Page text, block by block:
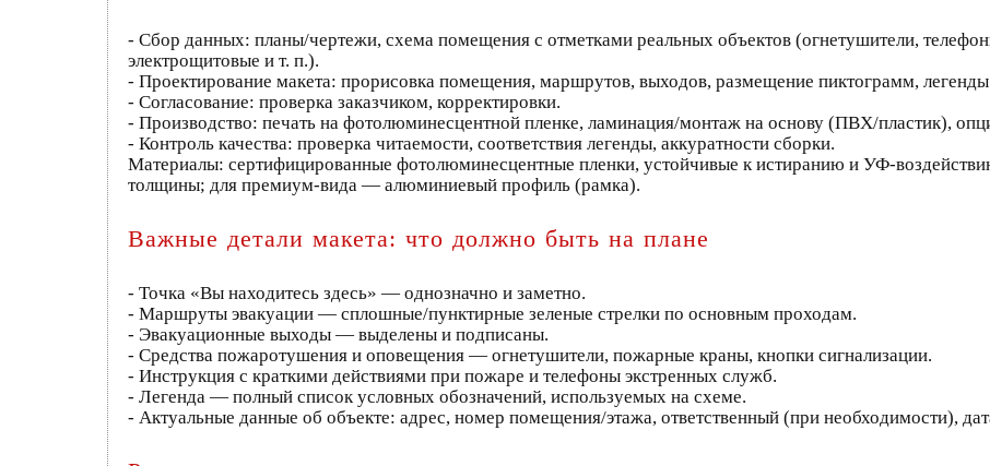
- Сбор данных: планы/чертежи, схема помещения с отметками реальных объектов (огнетушители,
электрощитовые и т. п.).
- Проектирование макета: прорисовка помещения, маршрутов, выходов, размещение пиктограмм,
- Согласование: проверка заказчиком, корректировки.
- Производство: печать на фотолюминесцентной пленке, ламинация/монтаж на основу (ПВХ/пластик),
- Контроль качества: проверка читаемости, соответствия легенды, аккуратности сборки.
Материалы: сертифицированные фотолюминесцентные пленки, устойчивые к истиранию и
толщины; для премиум‑вида — алюминиевый профиль (рамка).
Важные детали макета: что должно быть на плане
- Точка «Вы находитесь здесь» — однозначно и заметно.
- Маршруты эвакуации — сплошные/пунктирные зеленые стрелки по основным проходам.
- Эвакуационные выходы — выделены и подписаны.
- Средства пожаротушения и оповещения — огнетушители, пожарные краны, кнопки сигнализации.
- Инструкция с краткими действиями при пожаре и телефоны экстренных служб.
- Легенда — полный список условных обозначений, используемых на схеме.
- Актуальные данные об объекте: адрес, номер помещения/этажа, ответственный (при необходимости),